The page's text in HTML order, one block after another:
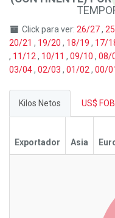
Click para ver: 26/27,
20/21 , 19/20 , 18/19 , 17/
, 11/12 , 10/11 , 09/10 , 08/
03/04, 02/03 , 01/02 , 00/
Kilos Netos US$ FOB
Exportador Asia